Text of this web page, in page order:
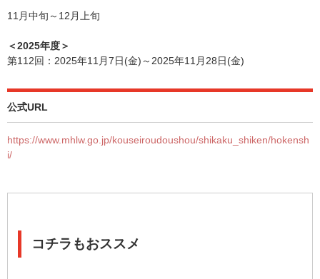
11月中旬～12月上旬
＜2025年度＞
第112回：2025年11月7日(金)～2025年11月28日(金)
公式URL
https://www.mhlw.go.jp/kouseiroudoushou/shikaku_shiken/hokensh
i/
コチラもおススメ